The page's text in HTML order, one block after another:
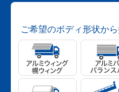
ご希望のボディ形状か